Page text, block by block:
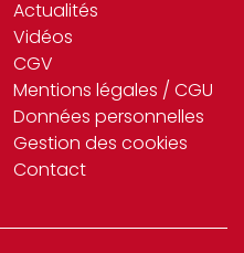
Actualités
Vidéos
CGV
Mentions légales / CGU
Données personnelles
Gestion des cookies
Contact